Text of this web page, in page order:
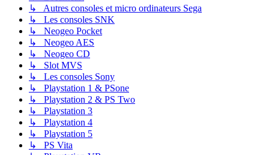
↳ Autres consoles et micro ordinateurs Sega
↳ Les consoles SNK
↳ Neogeo Pocket
↳ Neogeo AES
↳ Neogeo CD
↳ Slot MVS
↳ Les consoles Sony
↳ Playstation 1 & PSone
↳ Playstation 2 & PS Two
↳ Playstation 3
↳ Playstation 4
↳ Playstation 5
↳ PS Vita